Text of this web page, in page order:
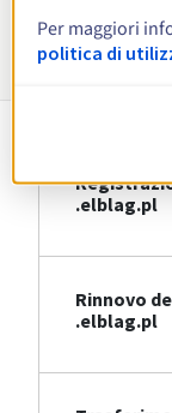
.elblag.pl
Rinnovo
.elblag.pl
Per maggiori
politica di